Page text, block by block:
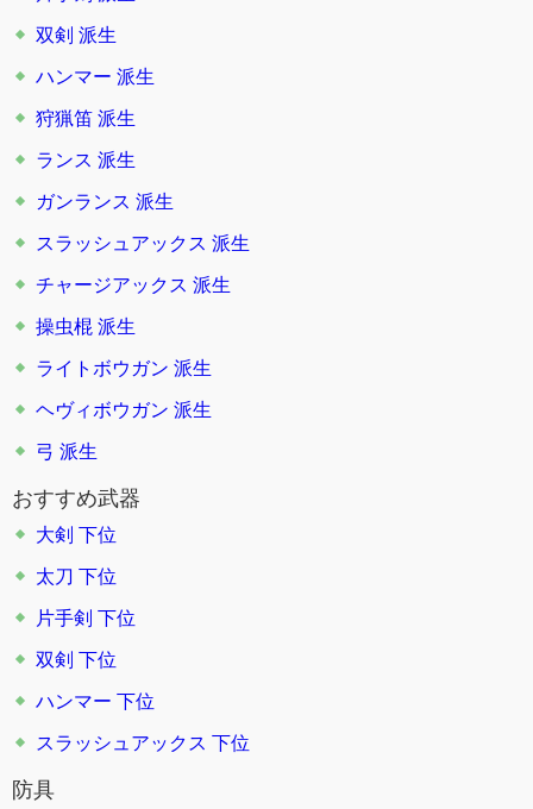
双剣 派生
ハンマー 派生
狩猟笛 派生
ランス 派生
ガンランス 派生
スラッシュアックス 派生
チャージアックス 派生
操虫棍 派生
ライトボウガン 派生
ヘヴィボウガン 派生
弓 派生
おすすめ武器
大剣 下位
太刀 下位
片手剣 下位
双剣 下位
ハンマー 下位
スラッシュアックス 下位
防具